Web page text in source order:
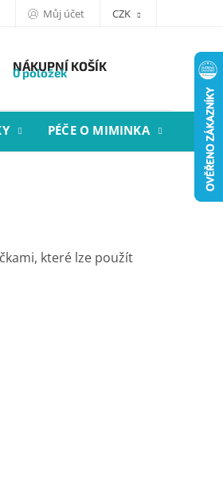
Můj účet CZK
NÁKUPNÍ KOŠÍK
0 položek
PÉČE O MIMINKA
které lze použít